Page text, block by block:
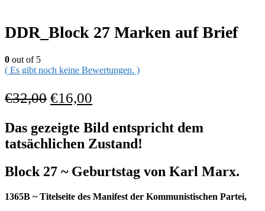
DDR_Block 27 Marken auf Brief
0 out of 5
( Es gibt noch keine Bewertungen. )
€32,00 €16,00
Das gezeigte Bild entspricht dem
tatsächlichen Zustand!
Block 27 ~ Geburtstag von Karl Marx.
1365B ~ Titelseite des Manifest der Kommunistischen Partei,